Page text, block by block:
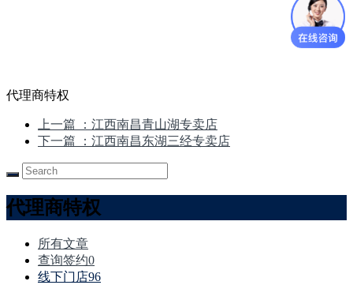
代理商特权
上一篇
：江西南昌青山湖专卖店
下一篇
：江西南昌东湖三经专卖店
代理商特权
所有文章
查询签约0
线下门店96